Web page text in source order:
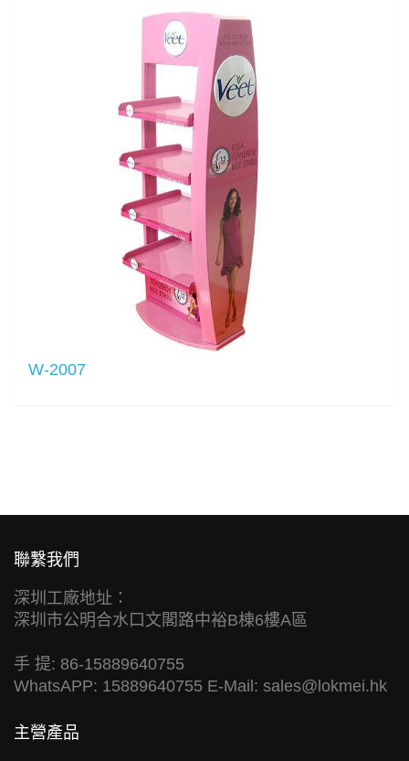
W-2007
聯繫我們
深圳工廠地址：
深圳市公明合水口文閣路中裕B棟6樓A區
手 提: 86-15889640755
WhatsAPP: 15889640755 E-Mail: sales@lokmei.hk
主營產品